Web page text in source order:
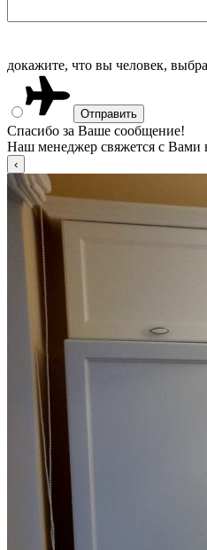
докажите, что вы человек,
Спасибо за Ваше сообщение!
Наш менеджер свяжется с Вами